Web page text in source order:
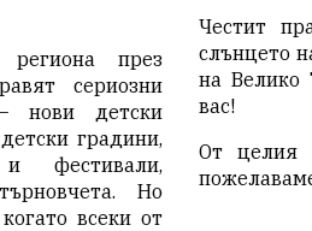
през
сериозни
нови детски
градини,
фестивали,
Но
всеки от
Честит
слънцето
на Велико
вас!
От целия